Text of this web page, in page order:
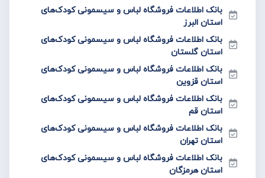
بانک اطلاعات فروشگاه لباس و سیسمونی کودک‌های
استان البرز
بانک اطلاعات فروشگاه لباس و سیسمونی کودک‌های
استان گلستان
بانک اطلاعات فروشگاه لباس و سیسمونی کودک‌های
استان قزوین
بانک اطلاعات فروشگاه لباس و سیسمونی کودک‌های
استان قم
بانک اطلاعات فروشگاه لباس و سیسمونی کودک‌های
استان تهران
بانک اطلاعات فروشگاه لباس و سیسمونی کودک‌های
استان هرمزگان